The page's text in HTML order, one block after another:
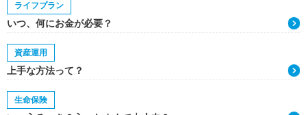
ライフプラン
いつ、何にお金が必要？
資産運用
上手な方法って？
生命保険